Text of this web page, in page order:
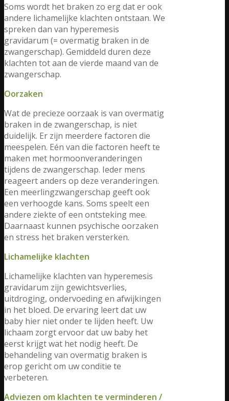
Soms wordt het braken zo erg dat er ook
andere lichamelijke klachten ontstaan. We
spreken dan van hyperemesis
gravidarum (= overmatig braken in de
zwangerschap). Gemiddeld duren deze
klachten tot aan de vierde maand van de
zwangerschap.
Oorzaken
Wat de precieze oorzaak is van overmatig
braken in de zwangerschap, is niet
duidelijk. Er zijn meerdere factoren die
meespelen. Eén van die factoren heeft te
maken met hormoonveranderingen
tijdens de zwangerschap. Ieder mens
reageert anders op deze veranderingen.
Een meerlingzwangerschap geeft ook
een verhoogde kans. Soms speelt een
andere ziekte of een ontsteking mee.
Daarnaast kunnen psychische oorzaken
en stress het braken versterken.
Lichamelijke klachten
Lichamelijke klachten van hyperemesis
gravidarum zijn gewichtsverlies,
uitdroging, ondervoeding en afwijkingen
in het bloed. De ervaring leert dat uw
baby hier niet onder te lijden heeft. Uw
lichaam zorgt ervoor dat uw baby het
eerst krijgt wat het nodig heeft. De
behandeling van overmatig braken is
erop gericht om uw conditie te
verbeteren.
Adviezen om klachten te verminderen /